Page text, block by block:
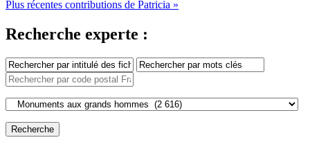
Plus récentes contributions de Patricia »
Recherche experte :